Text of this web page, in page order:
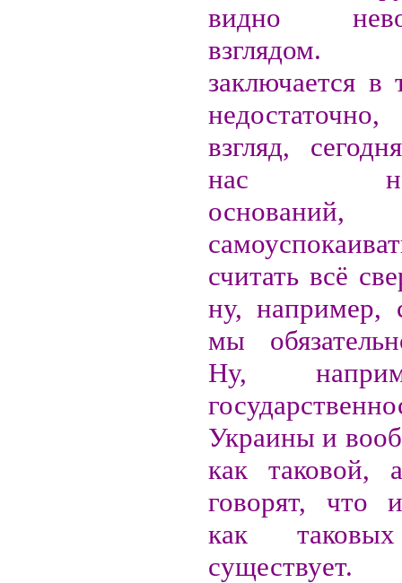
видно
заключается
взгляд,
нас
считать всё
ну, например,
мы
Ну,
Украины и
как таковой,
говорят, что
как
существует.